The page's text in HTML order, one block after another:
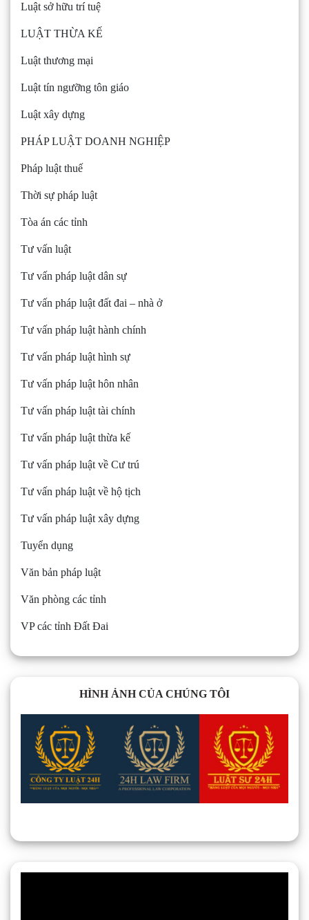
Luật sở hữu trí tuệ
LUẬT THỪA KẾ
Luật thương mại
Luật tín ngưỡng tôn giáo
Luật xây dựng
PHÁP LUẬT DOANH NGHIỆP
Pháp luật thuế
Thời sự pháp luật
Tòa án các tỉnh
Tư vấn luật
Tư vấn pháp luật dân sự
Tư vấn pháp luật đất đai – nhà ở
Tư vấn pháp luật hành chính
Tư vấn pháp luật hình sự
Tư vấn pháp luật hôn nhân
Tư vấn pháp luật tài chính
Tư vấn pháp luật thừa kế
Tư vấn pháp luật về Cư trú
Tư vấn pháp luật về hộ tịch
Tư vấn pháp luật xây dựng
Tuyển dụng
Văn bản pháp luật
Văn phòng các tỉnh
VP các tỉnh Đất Đai
HÌNH ẢNH CỦA CHÚNG TÔI